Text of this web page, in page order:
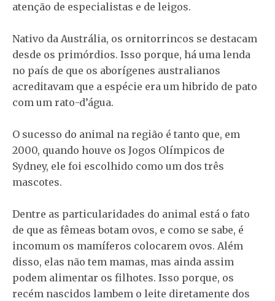
atenção de especialistas e de leigos.
Nativo da Austrália, os ornitorrincos se destacam
desde os primórdios. Isso porque, há uma lenda
no país de que os aborígenes australianos
acreditavam que a espécie era um hibrido de pato
com um rato-d’água.
O sucesso do animal na região é tanto que, em
2000, quando houve os Jogos Olímpicos de
Sydney, ele foi escolhido como um dos três
mascotes.
Dentre as particularidades do animal está o fato
de que as fêmeas botam ovos, e como se sabe, é
incomum os mamíferos colocarem ovos. Além
disso, elas não tem mamas, mas ainda assim
podem alimentar os filhotes. Isso porque, os
recém nascidos lambem o leite diretamente dos